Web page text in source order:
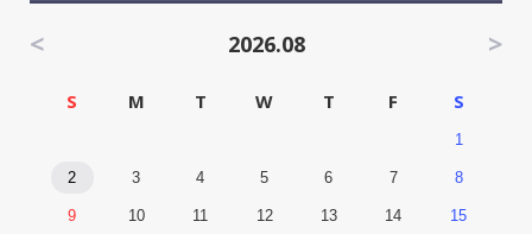
< 2026.08 >
S M T W T F S
1
2 3 4 5 6 7 8
9 10 11 12 13 14 15